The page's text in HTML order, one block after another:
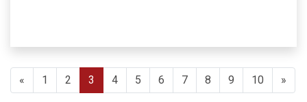
« Previous
1 2 3 (current)
4 5 6 7 8 9 10 »